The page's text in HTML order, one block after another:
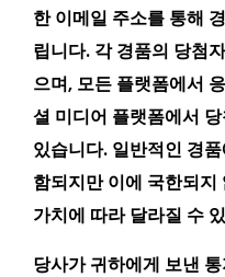
한 이메일 주소를 통해
립니다. 각 경품의 당첨
으며, 모든 플랫폼에서
셜 미디어 플랫폼에서
있습니다. 일반적인 경
함되지만 이에 국한되
가치에 따라 달라질 수
당사가 귀하에게 보낸